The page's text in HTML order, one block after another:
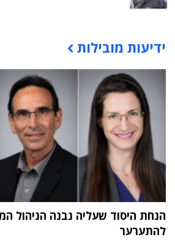
תוכן פרסומי
ידיעות מובילות
הנחת היסוד שעליה נבנה הניהול
להתערער